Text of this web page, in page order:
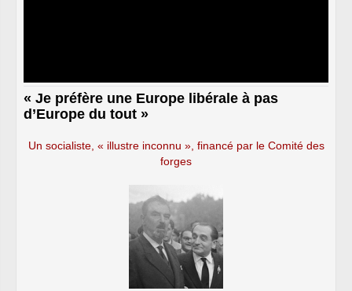
« Je préfère une Europe libérale à pas
d’Europe du tout »
Un socialiste, « illustre inconnu », financé par le Comité des
forges